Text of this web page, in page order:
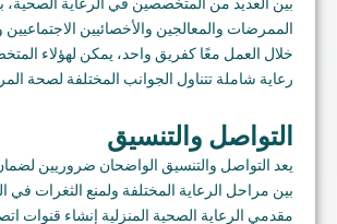
بين العديد من المتخصصين في الرعاية الصحية،
الممرضات والمعالجين والأخصائيين الاجتماعيين
خلال العمل معًا كفريق واحد، يمكن لهؤلاء
رعاية شاملة تتناول الجوانب المختلفة لصحة
التواصل والتنسيق
يعد التواصل والتنسيق الواضحان ضروريين
بين مراحل الرعاية المختلفة ولمنع الثغرات
مقدمي الرعاية الصحية المنزلية إنشاء قنوات